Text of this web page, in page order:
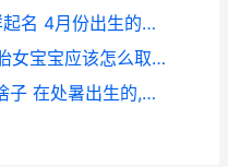
4月份出生的属蛇男生该怎样起名 4月份出生的属虎男和9月份出生的属马女适合结婚吗?
2025年4月17号出生的双胞胎女宝宝应该怎么取名 2025年4月17日出生
处暑出生的男生取名要注意啥子 在处暑出生的,起什么名字好